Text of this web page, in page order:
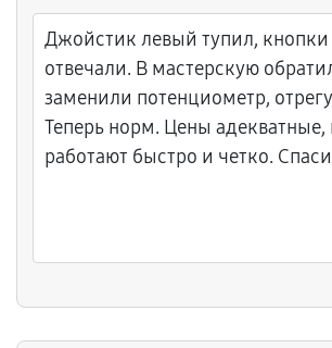
Джойстик левый тупил, кнопки
отвечали. В мастерскую
заменили потенциометр,
Теперь норм. Цены адекватные,
работают быстро и четко.